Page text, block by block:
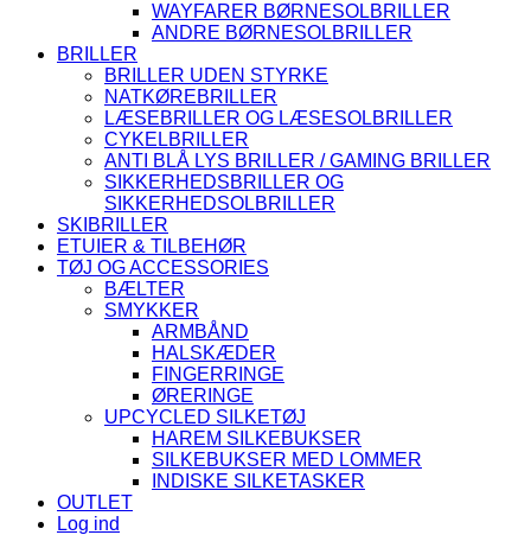
WAYFARER BØRNESOLBRILLER
ANDRE BØRNESOLBRILLER
BRILLER
BRILLER UDEN STYRKE
NATKØREBRILLER
LÆSEBRILLER OG LÆSESOLBRILLER
CYKELBRILLER
ANTI BLÅ LYS BRILLER / GAMING BRILLER
SIKKERHEDSBRILLER OG
SIKKERHEDSOLBRILLER
SKIBRILLER
ETUIER & TILBEHØR
TØJ OG ACCESSORIES
BÆLTER
SMYKKER
ARMBÅND
HALSKÆDER
FINGERRINGE
ØRERINGE
UPCYCLED SILKETØJ
HAREM SILKEBUKSER
SILKEBUKSER MED LOMMER
INDISKE SILKETASKER
OUTLET
Log ind